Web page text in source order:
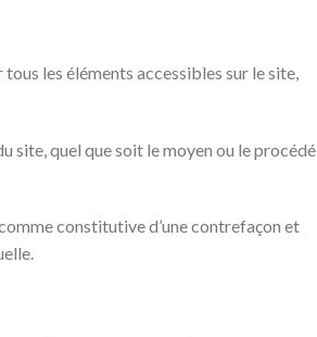
les éléments accessibles sur le site,
quel que soit le moyen ou le procédé
constitutive d’une contrefaçon et